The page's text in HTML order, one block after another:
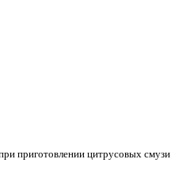
приготовлении цитрусовых смузи